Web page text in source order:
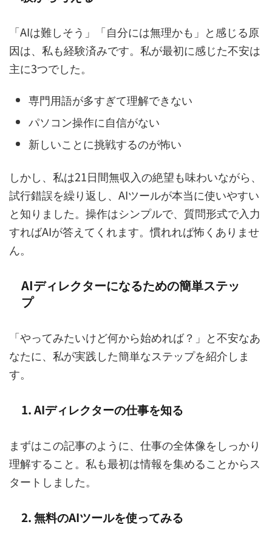
「AIは難しそう」「自分には無理かも」と感じる原
因は、私も経験済みです。私が最初に感じた不安は
主に3つでした。
専門用語が多すぎて理解できない
パソコン操作に自信がない
新しいことに挑戦するのが怖い
しかし、私は21日間無収入の絶望も味わいながら、
試行錯誤を繰り返し、AIツールが本当に使いやすい
と知りました。操作はシンプルで、質問形式で入力
すればAIが答えてくれます。慣れれば怖くありませ
ん。
AIディレクターになるための簡単ステッ
プ
「やってみたいけど何から始めれば？」と不安なあ
なたに、私が実践した簡単なステップを紹介しま
す。
1. AIディレクターの仕事を知る
まずはこの記事のように、仕事の全体像をしっかり
理解すること。私も最初は情報を集めることからス
タートしました。
2. 無料のAIツールを使ってみる